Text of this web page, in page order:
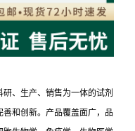
、生产、销售为一体的试剂
和创新。产品覆盖面广，品